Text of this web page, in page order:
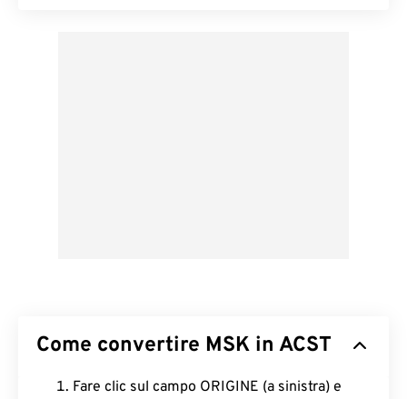
Come convertire MSK in ACST
Fare clic sul campo ORIGINE (a sinistra) e